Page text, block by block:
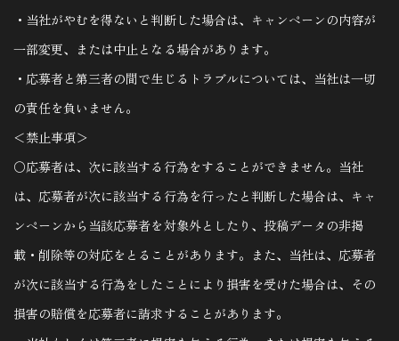
・当社がやむを得ないと判断した場合は、キャンペーンの内容が
一部変更、または中止となる場合があります。
・応募者と第三者の間で生じるトラブルについては、当社は一切
の責任を負いません。
＜禁止事項＞
〇応募者は、次に該当する行為をすることができません。当社
は、応募者が次に該当する行為を行ったと判断した場合は、キャ
ンペーンから当該応募者を対象外としたり、投稿データの非掲
載・削除等の対応をとることがあります。また、当社は、応募者
が次に該当する行為をしたことにより損害を受けた場合は、その
損害の賠償を応募者に請求することがあります。